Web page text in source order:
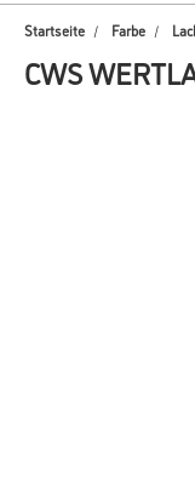
Startseite Farbe
CWS